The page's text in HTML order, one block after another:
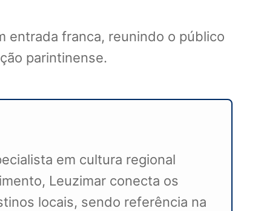
entrada franca, reunindo o público
parintinense.
em cultura regional
Leuzimar conecta os
locais, sendo referência na